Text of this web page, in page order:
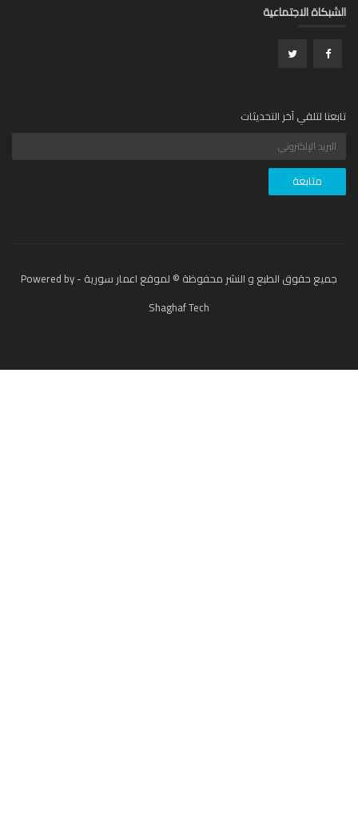
الاجتماعية
لتلقي آخر التحديثات
جميع حقوق الطبع و النشر محفوظة © لموقع اعمار سورية - Powered by
Shaghaf Tech